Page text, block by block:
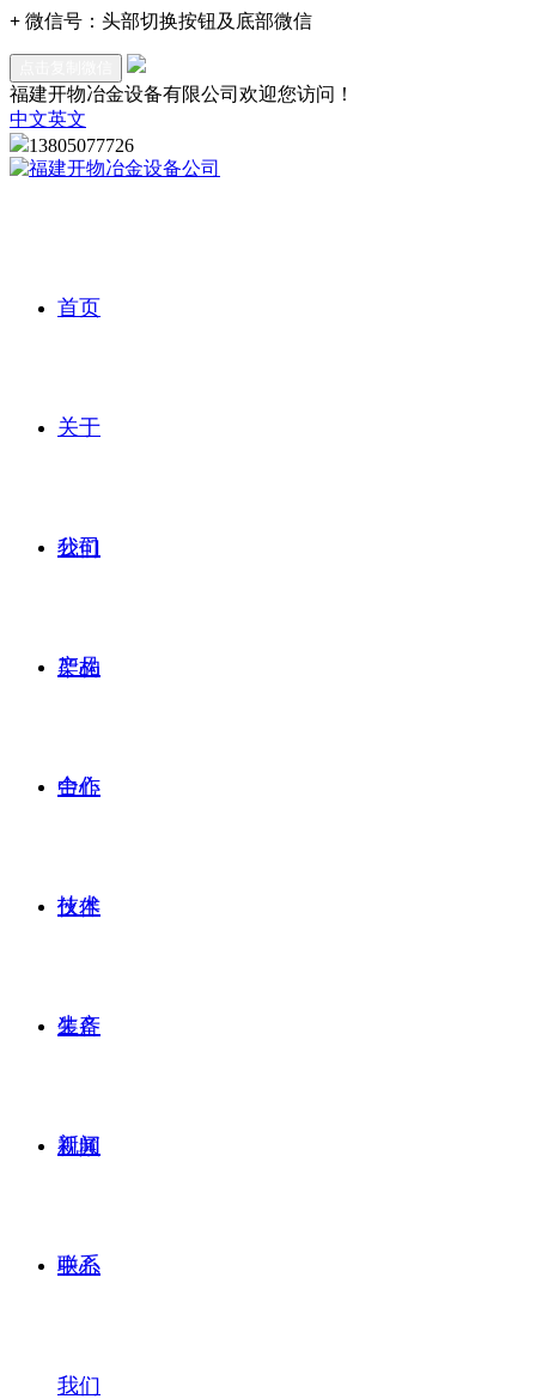
+ 微信号： 头部切换按钮及底部微信
福建开物冶金设备有限公司欢迎您访问！
中文英文
13805077726
首页
关于
我们
公司
架构
产品
中心
合作
伙伴
技术
装备
生产
视频
新闻
中心
联系
我们